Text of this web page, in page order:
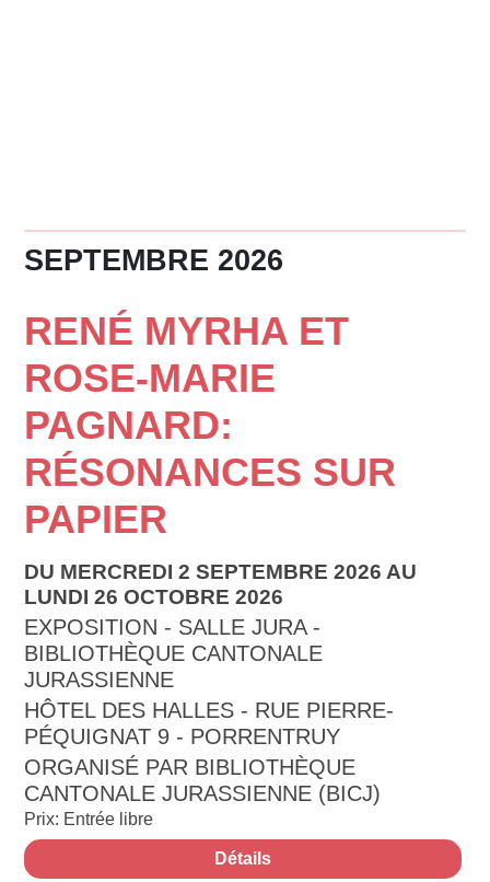
SEPTEMBRE 2026
RENÉ MYRHA ET
ROSE-MARIE
PAGNARD:
RÉSONANCES SUR
PAPIER
DU MERCREDI 2 SEPTEMBRE 2026 AU
LUNDI 26 OCTOBRE 2026
EXPOSITION - SALLE JURA -
BIBLIOTHÈQUE CANTONALE
JURASSIENNE
HÔTEL DES HALLES - RUE PIERRE-
PÉQUIGNAT 9 - PORRENTRUY
ORGANISÉ PAR BIBLIOTHÈQUE
CANTONALE JURASSIENNE (BICJ)
Prix: Entrée libre
Détails